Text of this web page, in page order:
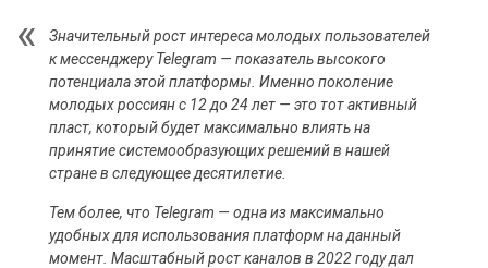
Значительный рост интереса молодых пользователей
к мессенджеру Telegram — показатель высокого
потенциала этой платформы. Именно поколение
молодых россиян с 12 до 24 лет — это тот активный
пласт, который будет максимально влиять на
принятие системообразующих решений в нашей
стране в следующее десятилетие.
Тем более, что Telegram — одна из максимально
удобных для использования платформ на данный
момент. Масштабный рост каналов в 2022 году дал